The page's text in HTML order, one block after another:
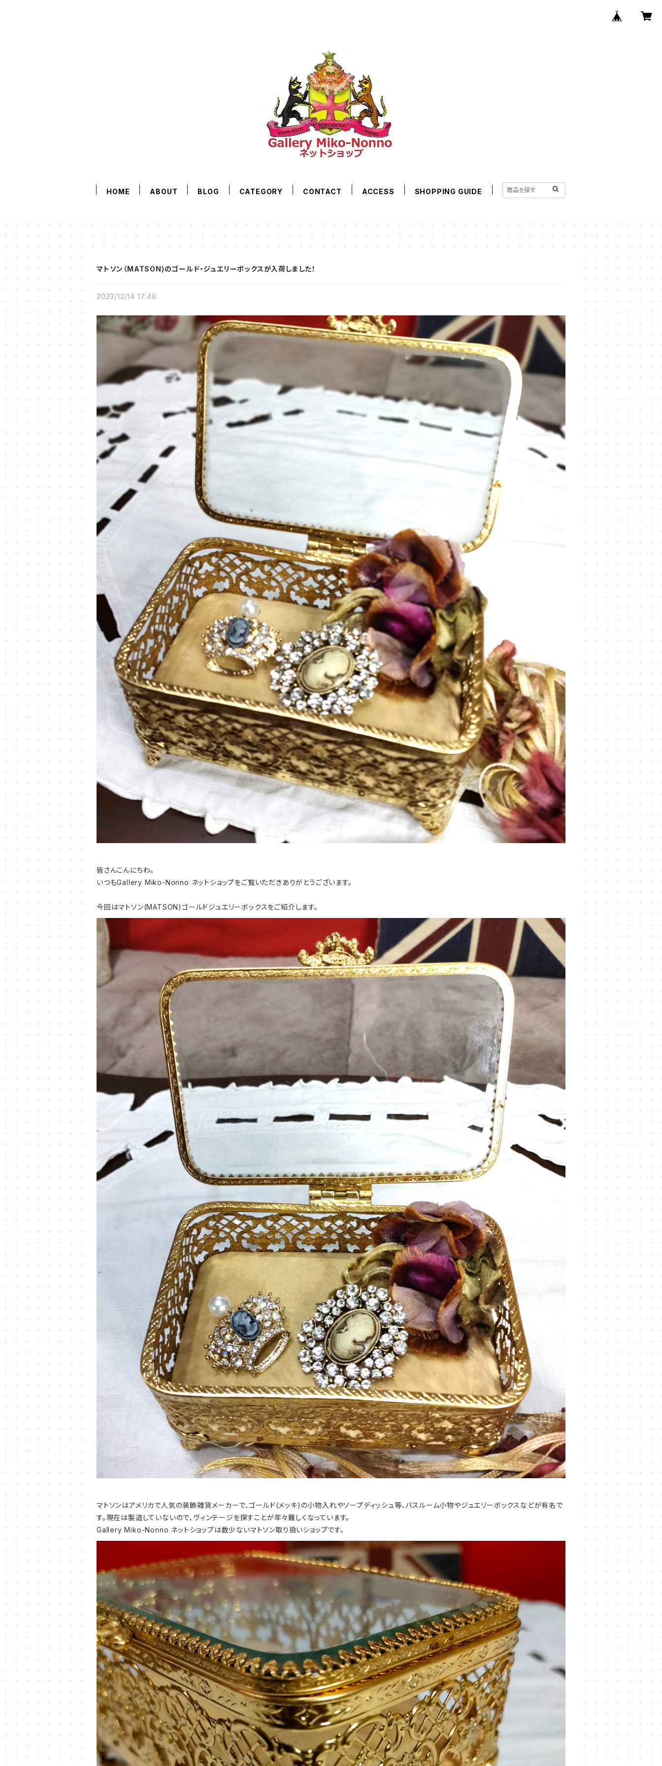
HOME ABOUT BLOG CATEGORY CONTACT ACCESS SHOPPING GUIDE
マトソン（MATSON)のゴールド・ジュエリーボックスが入荷しました！
2023/12/14 17:48
皆さんこんにちわ。
いつもGallery Miko-Nonno ネットショップをご覧いただきありがとうございます。
今回はマトソン(MATSON)ゴールドジュエリーボックスをご紹介します。
マトソンはアメリカで人気の装飾雑貨メーカーで、ゴールド(メッキ)の小物入れやソープディッシュ等、バスルーム小物やジュエリーボックスなどが有名で
す。現在は製造していないので、ヴィンテージを探すことが年々難しくなっています。
Gallery Miko-Nonno ネットショップは数少ないマトソン取り扱いショップです。